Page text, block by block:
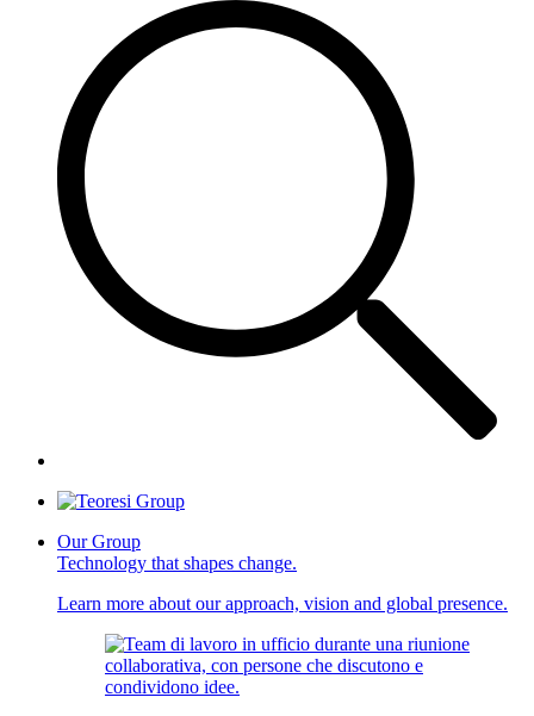
Our Group
Technology that shapes change.
Learn more about our approach, vision and global presence.